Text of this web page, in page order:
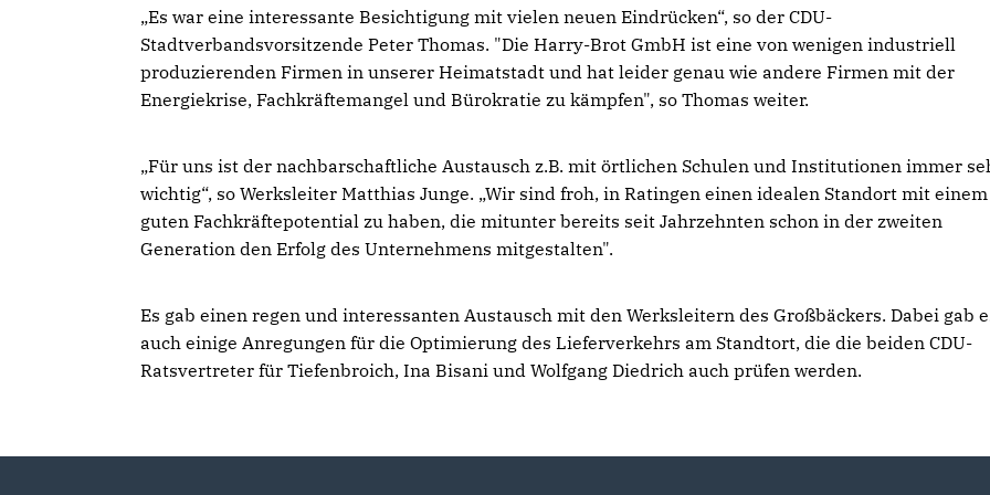
Es war eine interessante Besichtigung mit vielen neuen Eindrücken“, so der CDU-
Stadtverbandsvorsitzende Peter Thomas. "Die Harry-Brot GmbH ist eine von wenigen industriell
produzierenden Firmen in unserer Heimatstadt und hat leider genau wie andere Firmen mit der
Energiekrise, Fachkräftemangel und Bürokratie zu kämpfen", so Thomas weiter.
Für uns ist der nachbarschaftliche Austausch z.B. mit örtlichen Schulen und Institutionen immer
wichtig“, so Werksleiter Matthias Junge. „Wir sind froh, in Ratingen einen idealen Standort mit einem
guten Fachkräftepotential zu haben, die mitunter bereits seit Jahrzehnten schon in der zweiten
Generation den Erfolg des Unternehmens mitgestalten".
Es gab einen regen und interessanten Austausch mit den Werksleitern des Großbäckers. Dabei gab
auch einige Anregungen für die Optimierung des Lieferverkehrs am Standtort, die die beiden CDU-
Ratsvertreter für Tiefenbroich, Ina Bisani und Wolfgang Diedrich auch prüfen werden.